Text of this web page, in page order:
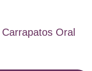
Oral